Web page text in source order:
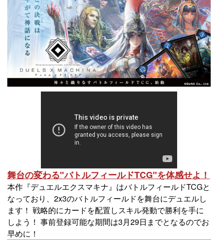
舞台の変わる"バトルフィールドTCG"を体感せよ！
本作『デュエルエクスマキナ』はバトルフィールドTCGと
なっており、2x3のバトルフィールドを舞台にデュエルし
ます！ 戦略的にカードを配置しスキル発動で勝利を手に
しよう！ 事前登録可能な期間は3月29日までとなるのでお
早めに！